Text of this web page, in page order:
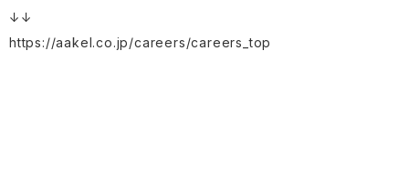
↓↓
https://aakel.co.jp/careers/careers_top